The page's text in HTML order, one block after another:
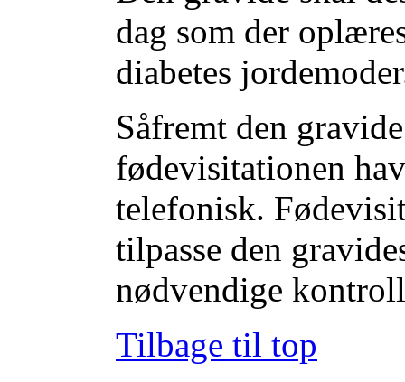
dag som der
diabetes
Såfremt den
fødevisitationen
telefonisk.
tilpasse den
nødvendige
Tilbage til top